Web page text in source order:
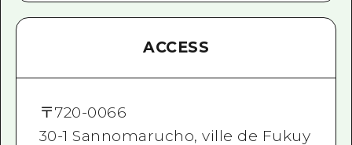
ACCESS
〒720-0066
30-1 Sannomarucho, ville de Fukuy